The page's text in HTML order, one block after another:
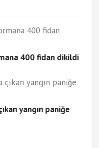
400 fidan dikildi
yangın paniğe